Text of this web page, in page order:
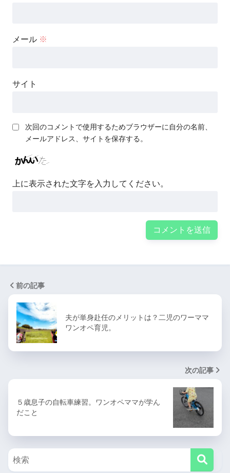
メール ※
サイト
次回のコメントで使用するためブラウザーに自分の名前、
メールアドレス、サイトを保存する。
上に表示された文字を入力してください。
前の記事
夫が単身赴任のメリットは？二児のワーママ
ワンオペ育児。
次の記事
５歳息子の自転車練習。ワンオペママが学ん
だこと